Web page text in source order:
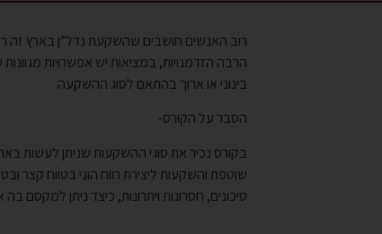
רוב האנשים חושבים שהשקעת נדל”ן בארץ זה
הרבה הזדמנויות, במציאות יש אפשרויות מגוונות
בינוני או ארוך בהתאם לסוג ההשקעה.
הסבר על הקורס-
בקורס נכיר את סוגי ההשקעות שניתן לעשות
שוטפת והשקעות ליצירת רווח הוני בטווח קצר
סיכונים, חסרונות ויתרונות, כיצד ניתן למקסם